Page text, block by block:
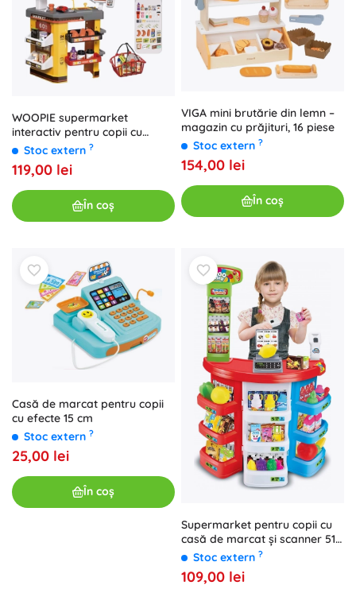
WOOPIE supermarket
interactiv pentru copii cu
accesorii
Stoc extern ?
119,00 lei
În coș
VIGA mini brutărie din lemn –
magazin cu prăjituri, 16 piese
Stoc extern ?
154,00 lei
În coș
Casă de marcat pentru copii
cu efecte 15 cm
Stoc extern ?
25,00 lei
În coș
Supermarket pentru copii cu
casă de marcat și scanner 51 ×
27 × 78 cm
Stoc extern ?
109,00 lei